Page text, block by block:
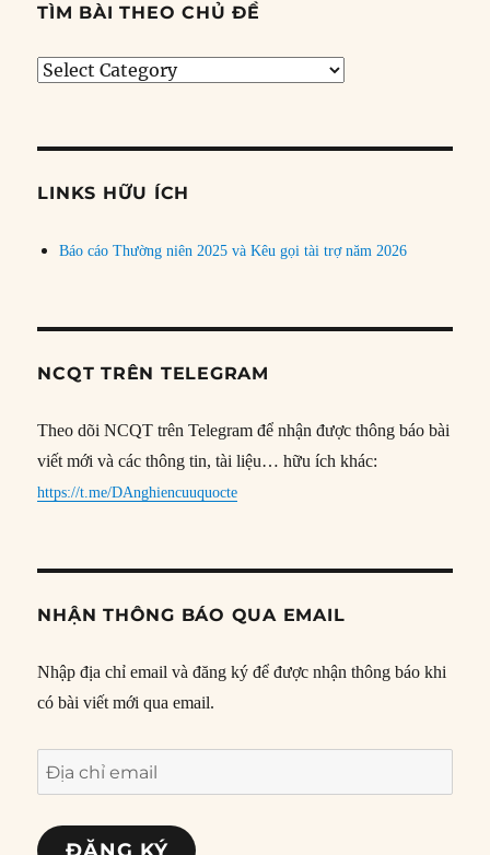
TÌM BÀI THEO CHỦ ĐỀ
Tìm
đề
LINKS HỮU ÍCH
Báo cáo Thường niên 2025 và Kêu gọi tài trợ năm 2026
NCQT TRÊN TELEGRAM
Theo dõi NCQT trên Telegram để nhận được thông báo bài
viết mới và các thông tin, tài liệu… hữu ích khác:
https://t.me/DAnghiencuuquocte
NHẬN THÔNG BÁO QUA EMAIL
Nhập địa chỉ email và đăng ký để được nhận thông báo khi
có bài viết mới qua email.
Địa
chỉ
email
ĐĂNG KÝ